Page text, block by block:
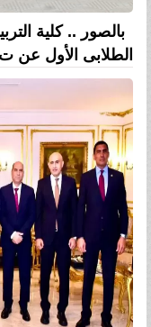
بالصور .. كلية
الطلابى الأول عن